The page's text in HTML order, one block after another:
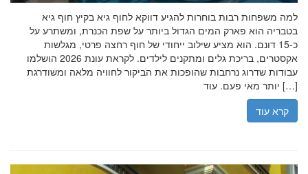
למה משפחות רבות בוחרות להגיע דווקא לחוף גיא בקיץ חוף גיא
בטבריה הוא פארק המים הגדול ביותר על שפת הכנרת, ומשתרע על
כ-15 דונם. הוא מציע שילוב ייחודי של חוף רחצה פרטי, מגלשות
אקסטרים, בריכת גלים ומתקנים לילדים. לקראת עונת 2026 הושלמו
עבודות שדרוג נרחבות שהופכות את הביקור לחוויה מלאה ומשודרגת
יותר מאי פעם. עוד […]
קרא עוד